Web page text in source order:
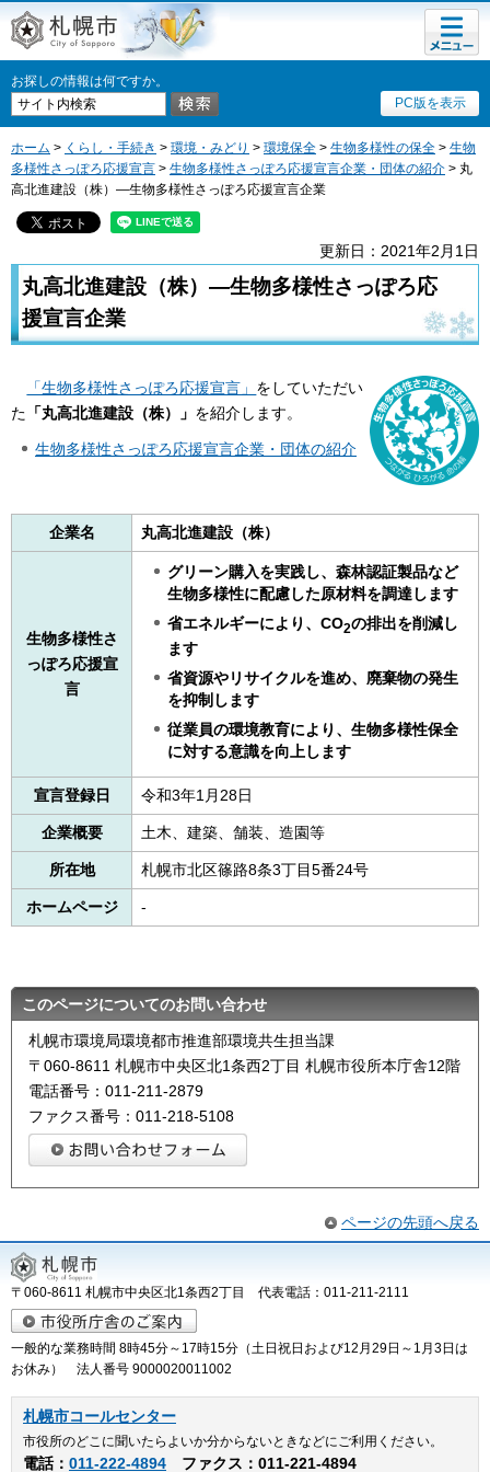
札幌市
お探しの情報は何ですか。
PC版を表示
メニュ
ー
ホーム > くらし・手続き > 環境・みどり > 環境保全 > 生物多様性の保全 > 生物
多様性さっぽろ応援宣言 > 生物多様性さっぽろ応援宣言企業・団体の紹介 > 丸
高北進建設（株）―生物多様性さっぽろ応援宣言企業
更新日：2021年2月1日
丸高北進建設（株）―生物多様性さっぽろ応
援宣言企業
「生物多様性さっぽろ応援宣言」 をしていただい
た 「丸高北進建設（株） 」 を紹介します。
生物多様性さっぽろ応援宣言企業・団体の紹介
企業名 丸高北進建設（株）
生物多様性さ
っぽろ応援宣
言
グリーン購入を実践し、森林認証製品など
生物多様性に配慮した原材料を調達します
省エネルギーにより、CO2の排出を削減し
ます
省資源やリサイクルを進め、廃棄物の発生
を抑制します
従業員の環境教育により、生物多様性保全
に対する意識を向上します
宣言登録日 令和3年1月28日
企業概要 土木、建築、舗装、造園等
所在地 札幌市北区篠路8条3丁目5番24号
ホームページ -
このページについてのお問い合わせ
札幌市環境局環境都市推進部環境共生担当課
〒060-8611 札幌市中央区北1条西2丁目 札幌市役所本庁舎12階
電話番号：011-211-2879
ファクス番号：011-218-5108
ページの先頭へ戻る
〒060-8611 札幌市中央区北1条西2丁目 代表電話：011-211-2111
一般的な業務時間 8時45分～17時15分（土日祝日および12月29日～1月3日は
お休み） 法人番号 9000020011002
札幌市コールセンター
市役所のどこに聞いたらよいか分からないときなどにご利用ください。
電話： 011-222-4894 ファクス：011-221-4894